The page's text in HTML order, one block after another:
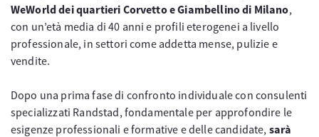
WeWorld dei quartieri Corvetto e Giambellino di Milano,
con un’età media di 40 anni e profili eterogenei a livello
professionale, in settori come addetta mense, pulizie e
vendite.
Dopo una prima fase di confronto individuale con consulenti
specializzati Randstad, fondamentale per approfondire le
esigenze professionali e formative e delle candidate, sarà